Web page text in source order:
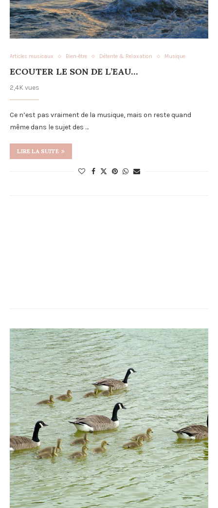
Articles musicaux Bien-être Détente & Relaxation Musique
ECOUTER LE SON DE L’EAU…
2,4K vues
Ce n’est pas vraiment de la musique, mais on reste quand
même dans le sujet des …
LIRE LA SUITE